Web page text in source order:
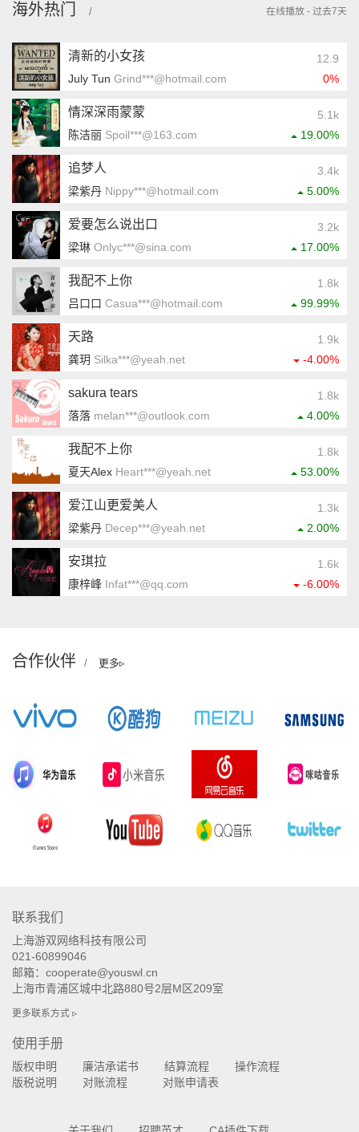
在线播放 - 过去7天
海外热门 /
12.9
清新的小女孩
0%
July Tun Grind***@hotmail.com
5.1k
情深深雨蒙蒙
19.00%
陈洁丽 Spoil***@163.com
3.4k
追梦人
5.00%
梁紫丹 Nippy***@hotmail.com
3.2k
爱要怎么说出口
17.00%
梁琳 Onlyc***@sina.com
1.8k
我配不上你
99.99%
吕口口 Casua***@hotmail.com
1.9k
天路
-4.00%
龚玥 Silka***@yeah.net
1.8k
sakura tears
4.00%
落落 melan***@outlook.com
1.8k
我配不上你
53.00%
夏天Alex Heart***@yeah.net
1.3k
爱江⼭更爱美⼈
2.00%
梁紫丹 Decep***@yeah.net
1.6k
安琪拉
-6.00%
康梓峰 Infat***@qq.com
合作伙伴 / 更多▹
联系我们
上海游双网络科技有限公司
021-60899046
邮箱：cooperate@youswl.cn
上海市青浦区城中北路880号2层M区209室
更多联系方式 ▹
使用手册
版权申明 廉洁承诺书 结算流程
操作流程
版税说明
对账流程 对账申请表